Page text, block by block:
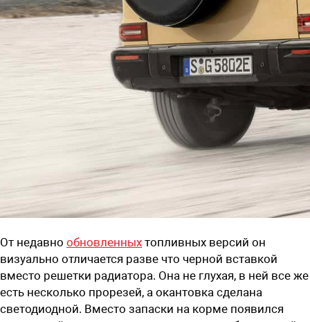
От недавно обновленных топливных версий он
визуально отличается разве что черной вставкой
вместо решетки радиатора. Она не глухая, в ней все же
есть несколько прорезей, а окантовка сделана
светодиодной. Вместо запаски на корме появился